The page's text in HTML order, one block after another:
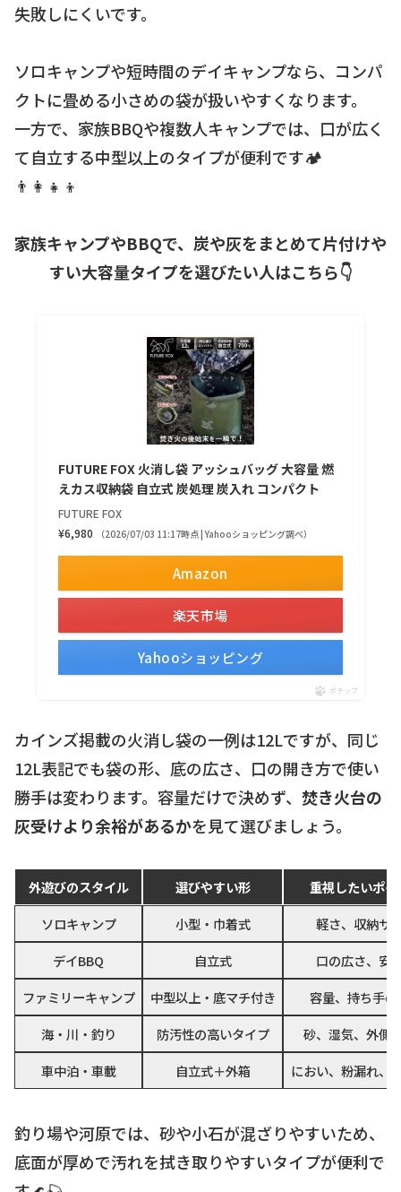
失敗しにくいです。
ソロキャンプや短時間のデイキャンプなら、コンパ
クトに畳める小さめの袋が扱いやすくなります。
一方で、家族BBQや複数人キャンプでは、口が広く
て自立する中型以上のタイプが便利です🏕
👨‍👩‍👧‍👦
家族キャンプやBBQで、炭や灰をまとめて片付けや
すい大容量タイプを選びたい人はこちら👇
FUTURE FOX 火消し袋 アッシュバッグ 大容量 燃
えカス収納袋 自立式 炭処理 炭入れ コンパクト
FUTURE FOX
¥6,980
（2026/07/03 11:17時点 | Yahooショッピング調べ）
Amazon
楽天市場
Yahooショッピング
ポチップ
カインズ掲載の火消し袋の一例は12Lですが、同じ
12L表記でも袋の形、底の広さ、口の開き方で使い
勝手は変わります。容量だけで決めず、 焚き火台の
灰受けより余裕があるかを見て選びましょう。
外遊びのスタイル 選びやすい形
重視したいポイ
ソロキャンプ
小型・巾着式
軽さ、収納サ
デイBBQ
自立式
口の広さ、安
ファミリーキャンプ
中型以上・底マチ付き
容量、持ち手の
海・川・釣り
防汚性の高いタイプ
砂、湿気、外側
車中泊・車載
自立式＋外箱 におい、粉漏れ、
釣り場や河原では、砂や小石が混ざりやすいため、
底面が厚めで汚れを拭き取りやすいタイプが便利で